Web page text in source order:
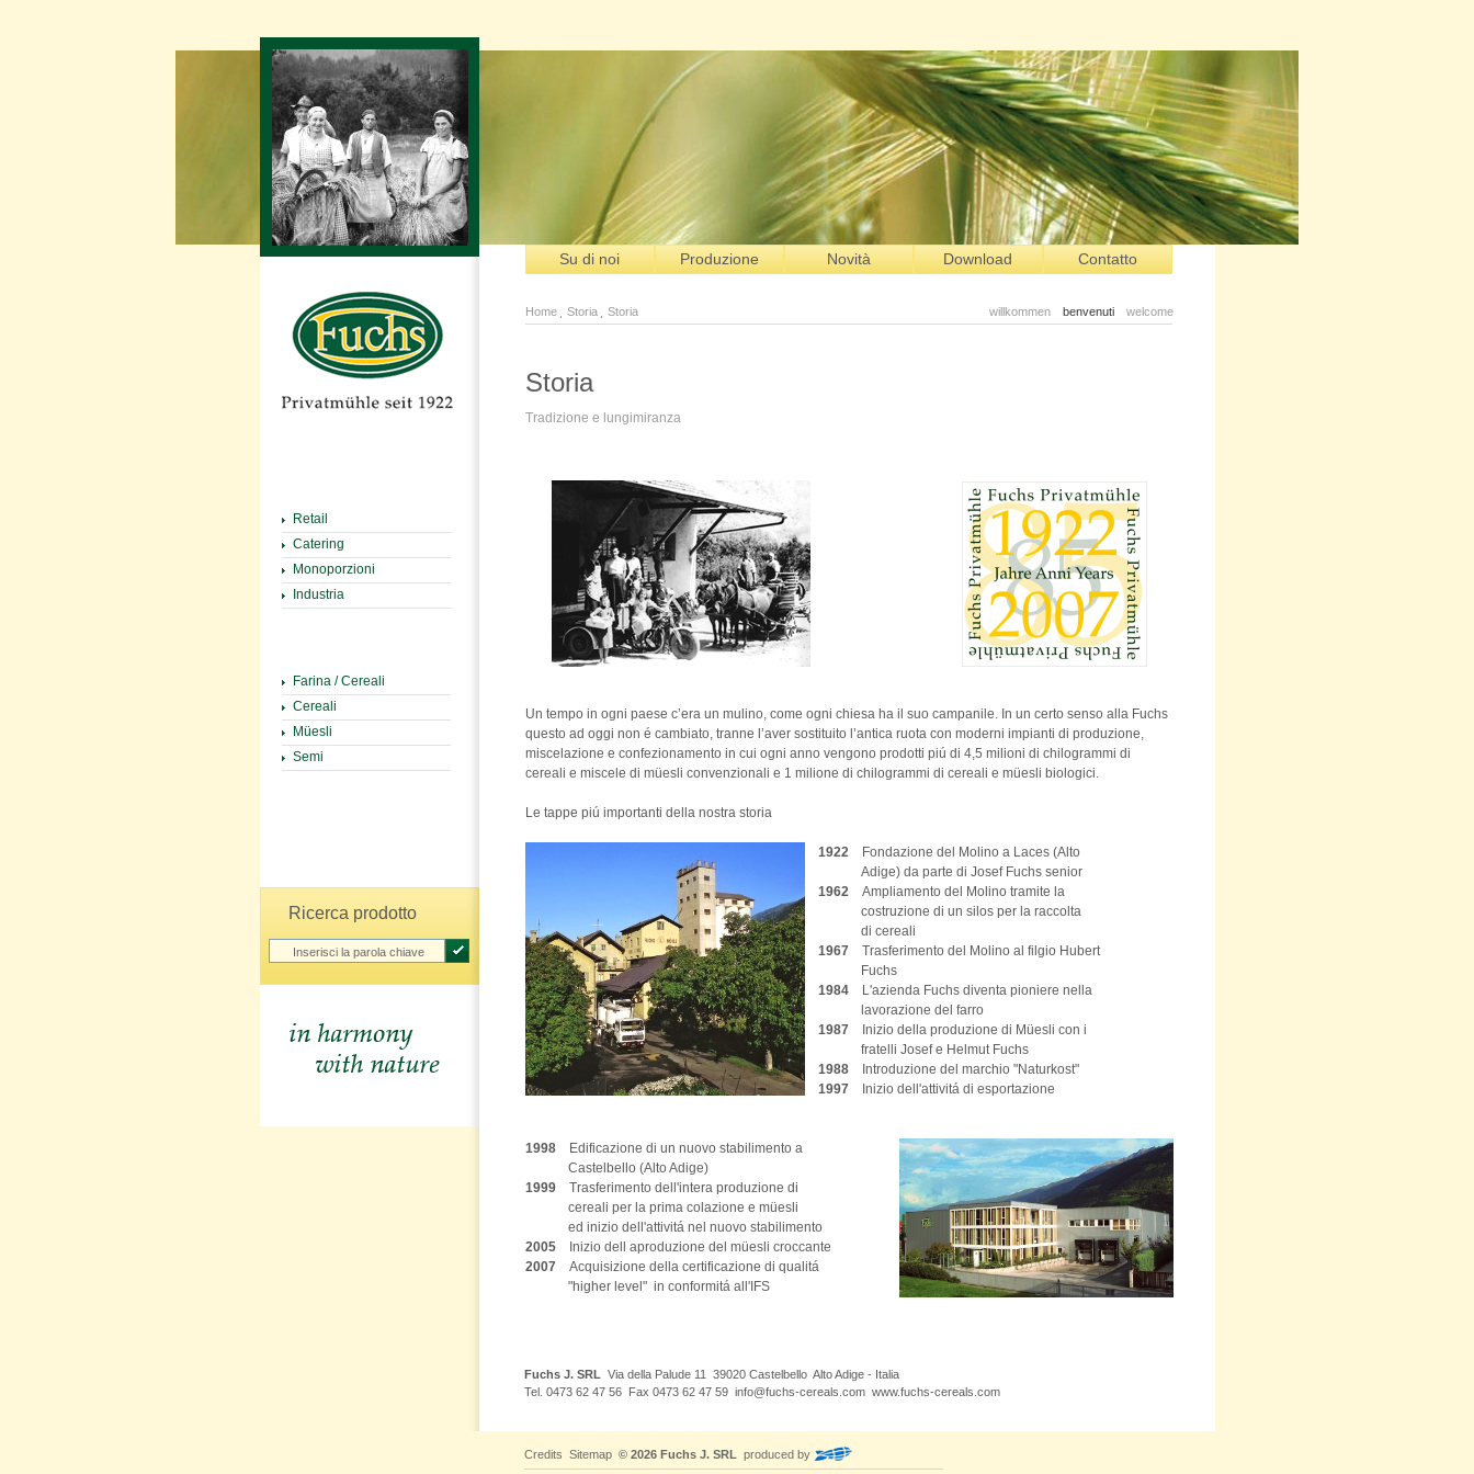
Su di noi Produzione Novità Download Contatto
Home Storia Storia willkommen benvenuti welcome
Retail
Catering
Monoporzioni
Industria
Farina / Cereali
Cereali
Müesli
Semi
Ricerca prodotto
Storia
Tradizione e lungimiranza
Un tempo in ogni paese c’era un mulino, come ogni chiesa ha il suo campanile. In un certo senso alla Fuchs
questo ad oggi non é cambiato, tranne l’aver sostituito l’antica ruota con moderni impianti di produzione,
miscelazione e confezionamento in cui ogni anno vengono prodotti piú di 4,5 milioni di chilogrammi di
cereali e miscele di müesli convenzionali e 1 milione di chilogrammi di cereali e müesli biologici.
Le tappe piú importanti della nostra storia
1922Fondazione del Molino a Laces (Alto
Adige) da parte di Josef Fuchs senior
1962Ampliamento del Molino tramite la
costruzione di un silos per la raccolta
di cereali
1967Trasferimento del Molino al filgio Hubert
Fuchs
1984L'azienda Fuchs diventa pioniere nella
lavorazione del farro
1987
Inizio della produzione di Müesli con i
fratelli Josef e Helmut Fuchs
1988Introduzione del marchio "Naturkost"
1997Inizio dell'attivitá di esportazione
1998Edificazione di un nuovo stabilimento a
Castelbello (Alto Adige)
1999Trasferimento dell'intera produzione di
cereali per la prima colazione e müesli
ed inizio dell'attivitá nel nuovo stabilimento
2005Inizio dell aproduzione del müesli croccante
2007Acquisizione della certificazione di qualitá
"higher level" in conformitá all'IFS
Fuchs J. SRL Via della Palude 11 39020 Castelbello Alto Adige - Italia
Tel. 0473 62 47 56 Fax 0473 62 47 59 info@fuchs-cereals.com www.fuchs-cereals.com
Credits Sitemap © 2026 Fuchs J. SRL produced by